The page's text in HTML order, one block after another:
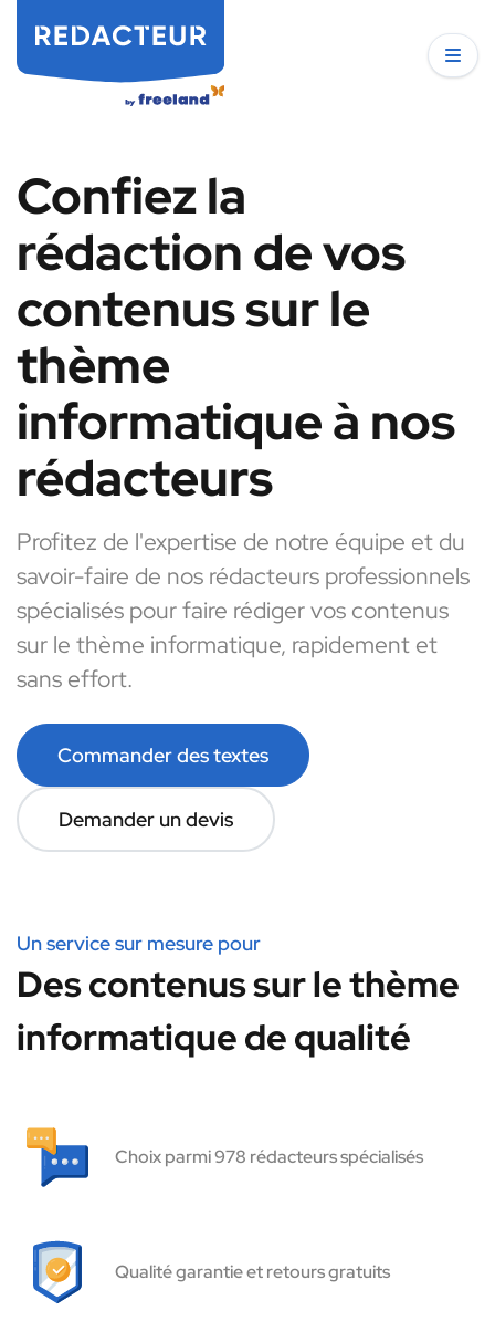
Confiez la
rédaction de vos
contenus sur le
thème
informatique à nos
rédacteurs
Profitez de l'expertise de notre équipe et du
savoir-faire de nos rédacteurs professionnels
spécialisés pour faire rédiger vos contenus
sur le thème informatique, rapidement et
sans effort.
Commander des textes
Demander un devis
Un service sur mesure pour
Des contenus sur le thème
informatique de qualité
Choix parmi 978 rédacteurs spécialisés
Qualité garantie et retours gratuits